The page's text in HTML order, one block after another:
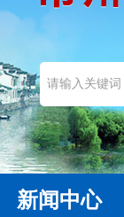
新闻中心